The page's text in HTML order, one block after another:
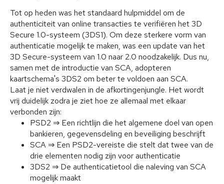
Tot op heden was het standaard hulpmiddel om de
authenticiteit van online transacties te verifiëren het 3D
Secure 1.0-systeem (3DS1). Om deze sterkere vorm van
authenticatie mogelijk te maken, was een update van het
3D Secure-systeem van 1.0 naar 2.0 noodzakelijk. Dus nu,
samen met de introductie van SCA, adopteren
kaartschema's 3DS2 om beter te voldoen aan SCA.
Laat je niet verdwalen in de afkortingenjungle. Het wordt
vrij duidelijk zodra je ziet hoe ze allemaal met elkaar
verbonden zijn:
PSD2 ⇒ Een richtlijn die het algemene doel van open
bankieren, gegevensdeling en beveiliging beschrijft
SCA ⇒ Een PSD2-vereiste die stelt dat twee van de
drie elementen nodig zijn voor authenticatie
3DS2 ⇒ De authenticatietool die naleving van SCA
mogelijk maakt